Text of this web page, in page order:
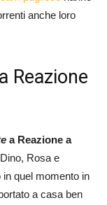
anche loro
Reazione
a Reazione a
Rosa e
in quel momento in
a casa ben